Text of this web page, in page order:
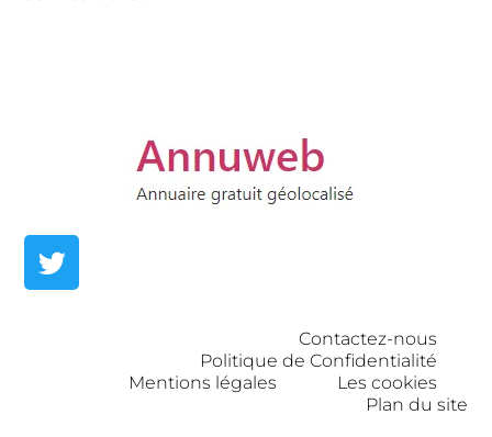
Contactez-nous
Politique de Confidentialité
Mentions légales
Les cookies
Plan du site